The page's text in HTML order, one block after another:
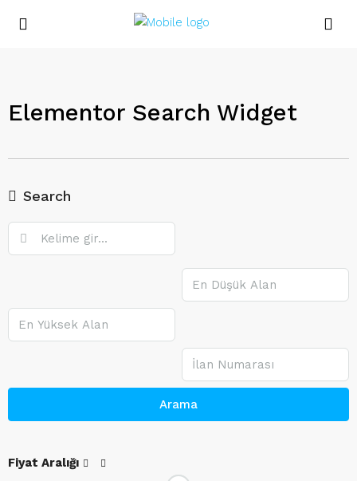
Elementor Search Widget
Search
Arama
Fiyat Aralığı